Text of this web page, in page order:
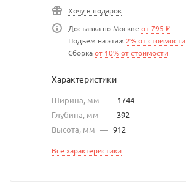
Хочу в подарок
Доставка по Москве от 795 ₽
Подъём на этаж 2% от стоимости
Сборкаот 10% от стоимости
Характеристики
Ширина, мм — 1744
Глубина, мм — 392
Высота, мм — 912
Все характеристики